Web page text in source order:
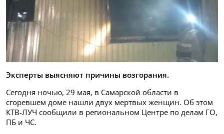
Эксперты выясняют причины возгорания.
Сегодня ночью, 29 мая, в Самарской области в
сгоревшем доме нашли двух мертвых женщин. Об этом
КТВ-ЛУЧ сообщили в региональном Центре по делам ГО,
ПБ и ЧС.